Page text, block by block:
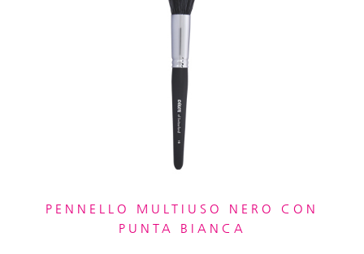
PENNELLO MULTIUSO NERO CON
PUNTA BIANCA